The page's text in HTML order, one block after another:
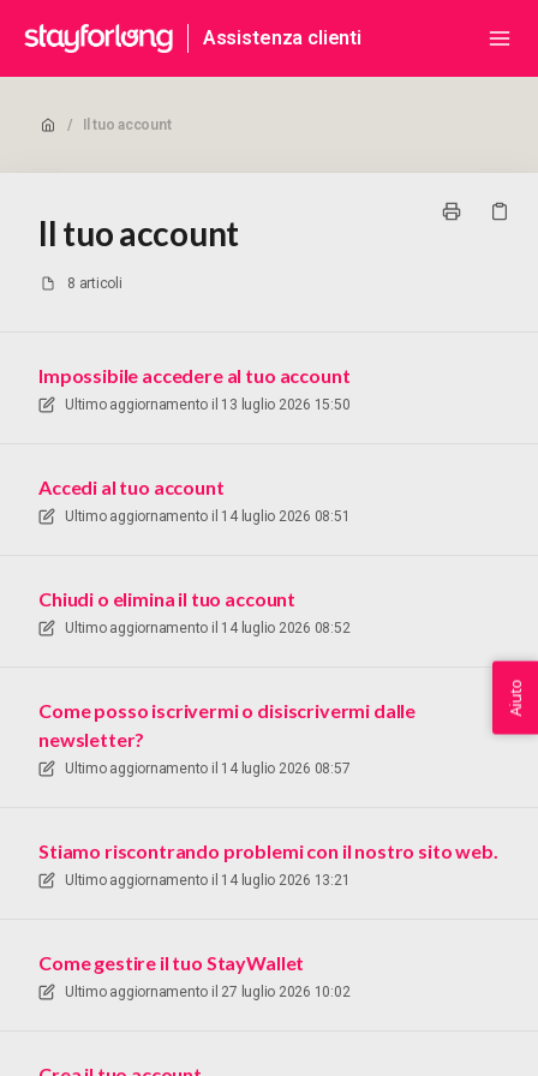
Assistenza clienti
/ Il tuo account
Il tuo account
8 articoli
Impossibile accedere al tuo account
Ultimo aggiornamento il 13 luglio 2026 15:50
Accedi al tuo account
Ultimo aggiornamento il 14 luglio 2026 08:51
Chiudi o elimina il tuo account
Ultimo aggiornamento il 14 luglio 2026 08:52
Come posso iscrivermi o disiscrivermi dalle
newsletter?
Ultimo aggiornamento il 14 luglio 2026 08:57
Stiamo riscontrando problemi con il nostro sito web.
Ultimo aggiornamento il 14 luglio 2026 13:21
Come gestire il tuo StayWallet
Ultimo aggiornamento il 27 luglio 2026 10:02
Aiuto